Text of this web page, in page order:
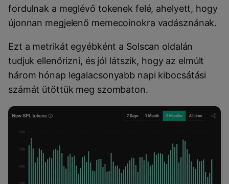
fordulnak a meglévő tokenek felé, ahelyett, hogy
újonnan megjelenő memecoinokra vadásznának.
Ezt a metrikát egyébként a Solscan oldalán
tudjuk ellenőrizni, és jól látszik, hogy az elmúlt
három hónap legalacsonyabb napi kibocsátási
számát ütöttük meg szombaton.